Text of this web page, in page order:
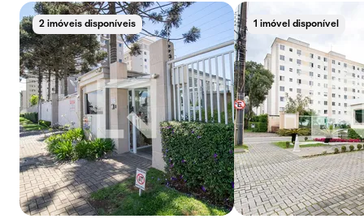
2 imóveis disponíveis 1 imóvel disponível